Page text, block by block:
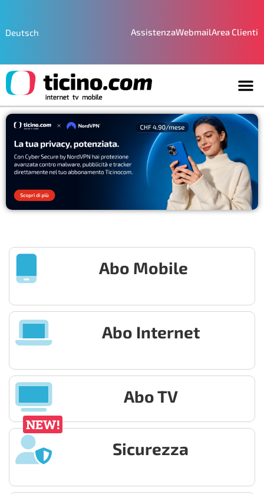
Deutsch AssistenzaWebmailArea Clienti
Abo Mobile
Abo Internet
Abo TV
Sicurezza
NEW!